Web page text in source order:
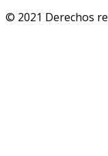
© 2021 Derechos